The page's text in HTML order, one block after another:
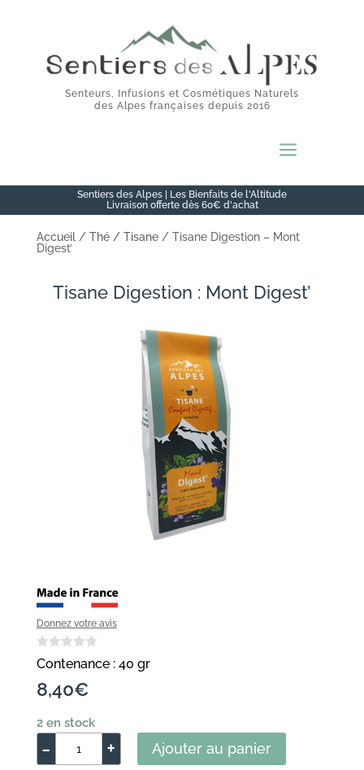
Senteurs, Infusions et Cosmétiques Naturels
des Alpes françaises depuis 2016
a
Sentiers des Alpes | Les Bienfaits de l'Altitude
Livraison offerte dès 60€ d'achat
Accueil/ Thé / Tisane/ Tisane Digestion – Mont
Digest’
Tisane Digestion : Mont Digest’
Donnez votre avis
Contenance : 40 gr
8,40€
2 en stock
quantité
- + Ajouter au panier